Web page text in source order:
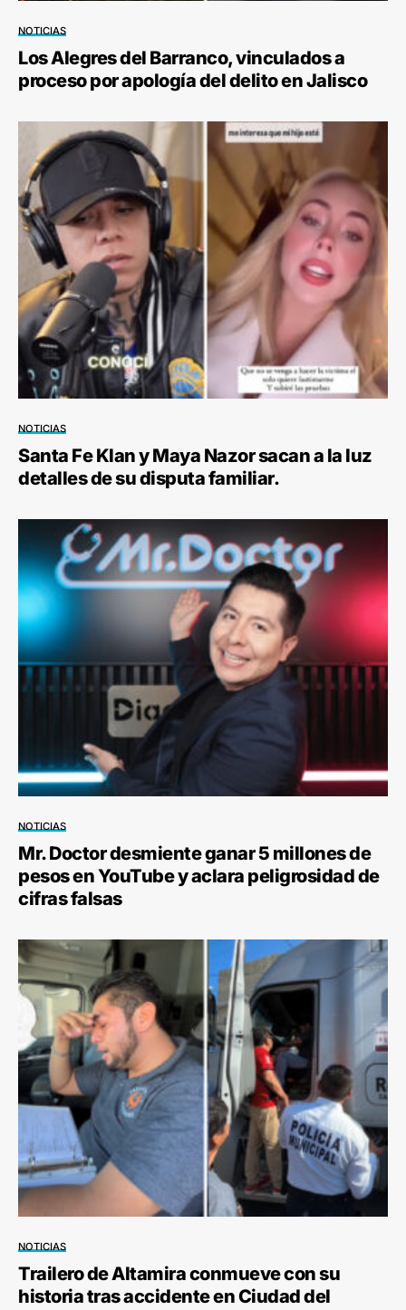
NOTICIAS
Los Alegres del Barranco, vinculados a
proceso por apología del delito en Jalisco
NOTICIAS
Santa Fe Klan y Maya Nazor sacan a la luz
detalles de su disputa familiar.
NOTICIAS
Mr. Doctor desmiente ganar 5 millones de
pesos en YouTube y aclara peligrosidad de
cifras falsas
NOTICIAS
Trailero de Altamira conmueve con su
historia tras accidente en Ciudad del